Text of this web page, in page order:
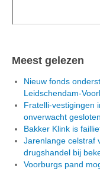
Meest gelezen
Nieuw fonds
Leidschendam-
Fratelli-vestigingen
onverwacht gesloten
Bakker Klink is
Jarenlange celstraf
drugshandel bij
Voorburgs pand